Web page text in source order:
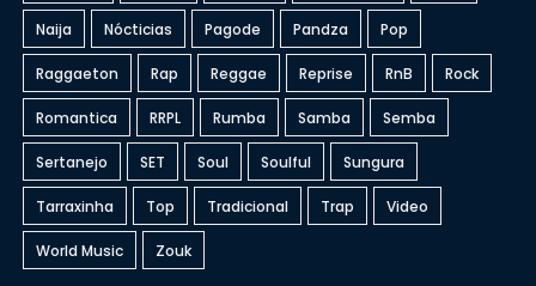
Naija Nócticias Pagode Pandza Pop
Raggaeton Rap Reggae Reprise RnB Rock
Romantica RRPL Rumba Samba Semba
Sertanejo SET Soul Soulful Sungura
Tarraxinha Top Tradicional Trap Video
World Music Zouk